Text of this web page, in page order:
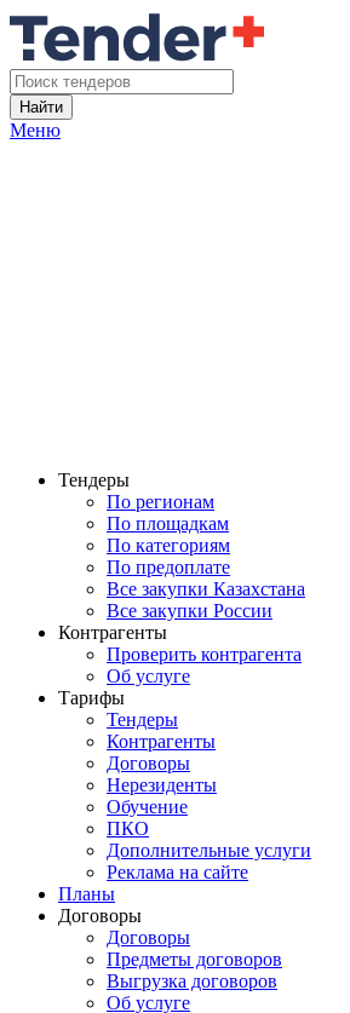
Найти
Меню
Тендеры
По регионам
По площадкам
По категориям
По предоплате
Все закупки Казахстана
Все закупки России
Контрагенты
Проверить контрагента
Об услуге
Тарифы
Тендеры
Контрагенты
Договоры
Нерезиденты
Обучение
ПКО
Дополнительные услуги
Реклама на сайте
Планы
Договоры
Договоры
Предметы договоров
Выгрузка договоров
Об услуге